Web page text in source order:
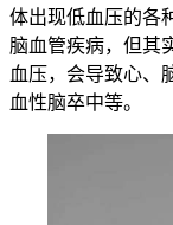
体出现低血压的各
脑血管疾病，但其
血压，会导致心、
血性脑卒中等。